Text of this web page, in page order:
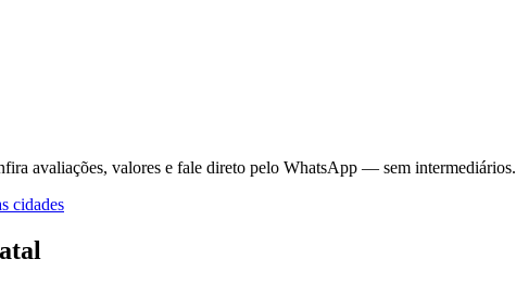
avaliações, valores e fale direto pelo WhatsApp — sem intermediários.
cidades